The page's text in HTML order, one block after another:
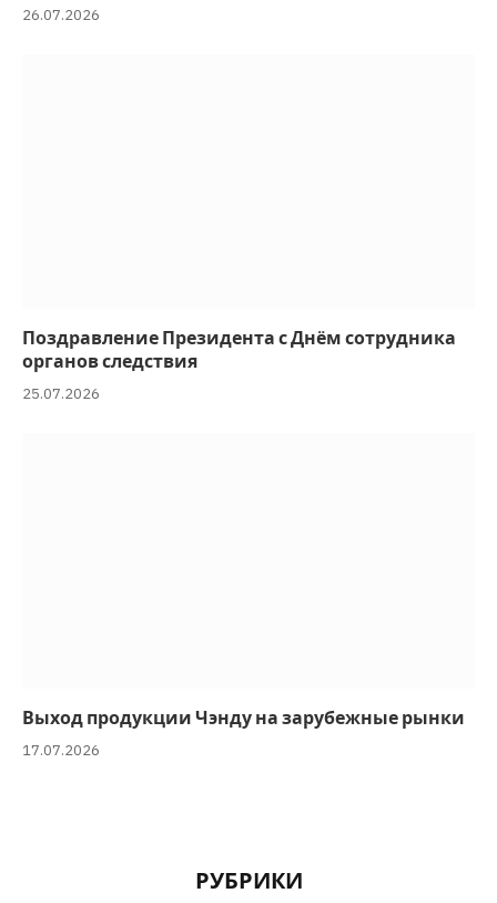
26.07.2026
Поздравление Президента с Днём сотрудника
органов следствия
25.07.2026
Выход продукции Чэнду на зарубежные рынки
17.07.2026
РУБРИКИ